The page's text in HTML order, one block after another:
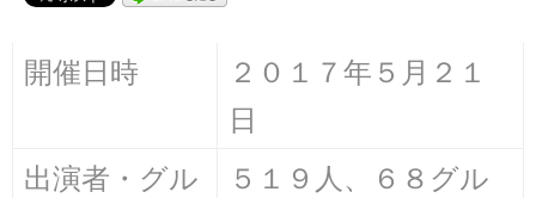
グループ紹介
開催日時
２０１７年５月２１
日
出演者・グル
５１９人、６８グル